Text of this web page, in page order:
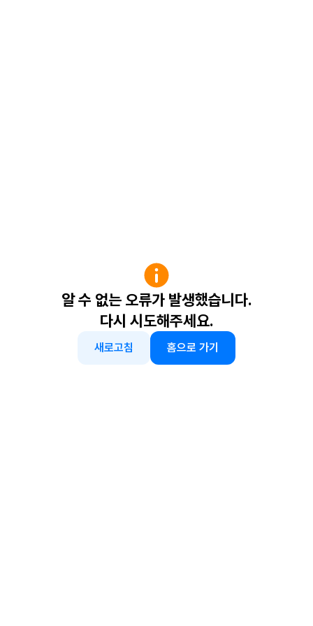
알 수 없는 오류가 발생했습니다.
다시 시도해주세요.
새로고침 홈으로 가기